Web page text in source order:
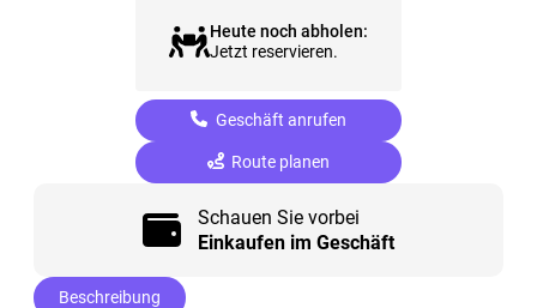
Heute noch abholen:
Jetzt reservieren.
Geschäft anrufen
Route planen
Schauen Sie vorbei
Einkaufen im Geschäft
Beschreibung